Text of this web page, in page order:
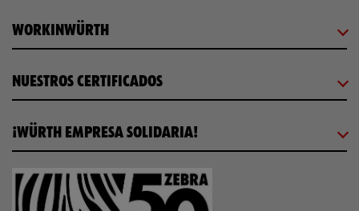
WORKINWÜRTH
NUESTROS CERTIFICADOS
¡WÜRTH EMPRESA SOLIDARIA!